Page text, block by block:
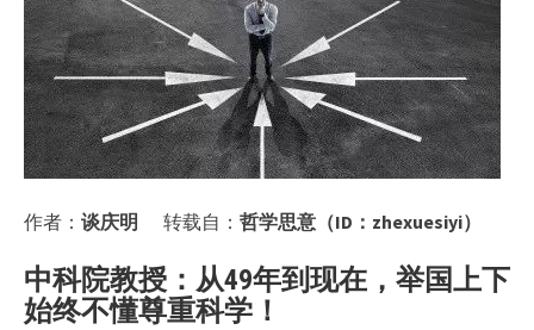
作者： 谈庆明 转载自： 哲学思意（ID：zhexuesiyi）
中科院教授：从49年到现在，举国上下
始终不懂尊重科学！